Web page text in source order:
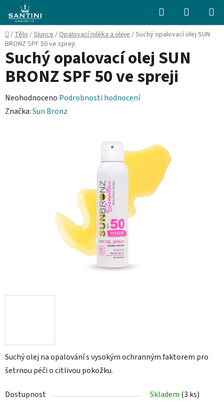
obsah
Hledat
KOŠÍK
Domů
/Tělo/Slunce/Opalovací mléka a oleje/Suchý opalovací olej SUN
BRONZ SPF 50 ve spreji
Suchý olej na opalování s vysokým ochranným faktorem pro
šetrnou péči o citlivou pokožku.
Dostupnost Skladem (3 ks)
Suchý opalovací olej SUN
BRONZ SPF 50 ve spreji
Průměrné
hodnocení
Neohodnoceno Podrobnosti hodnocení
Značka:Sun Bronz